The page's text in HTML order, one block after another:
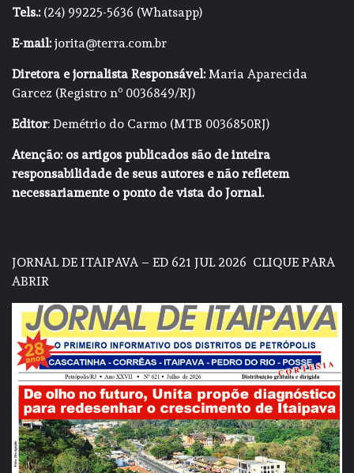
Tels.:(24) 99225-5636 (Whatsapp)
E-mail:jorita@terra.com.br
Diretora e jornalista Responsável:Maria Aparecida
Garcez (Registro nº 0036849/RJ)
Editor: Demétrio do Carmo (MTB 0036850RJ)
Atenção: os artigos publicados são de inteira
responsabilidade de seus autores e não refletem
necessariamente o ponto de vista do Jornal.
JORNAL DE ITAIPAVA – ED 621 JUL 2026 CLIQUE PARA
ABRIR